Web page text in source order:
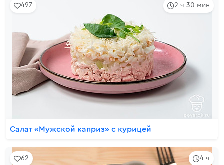
2 ч 30 мин
497
Салат «Мужской каприз» с курицей
4 ч
62